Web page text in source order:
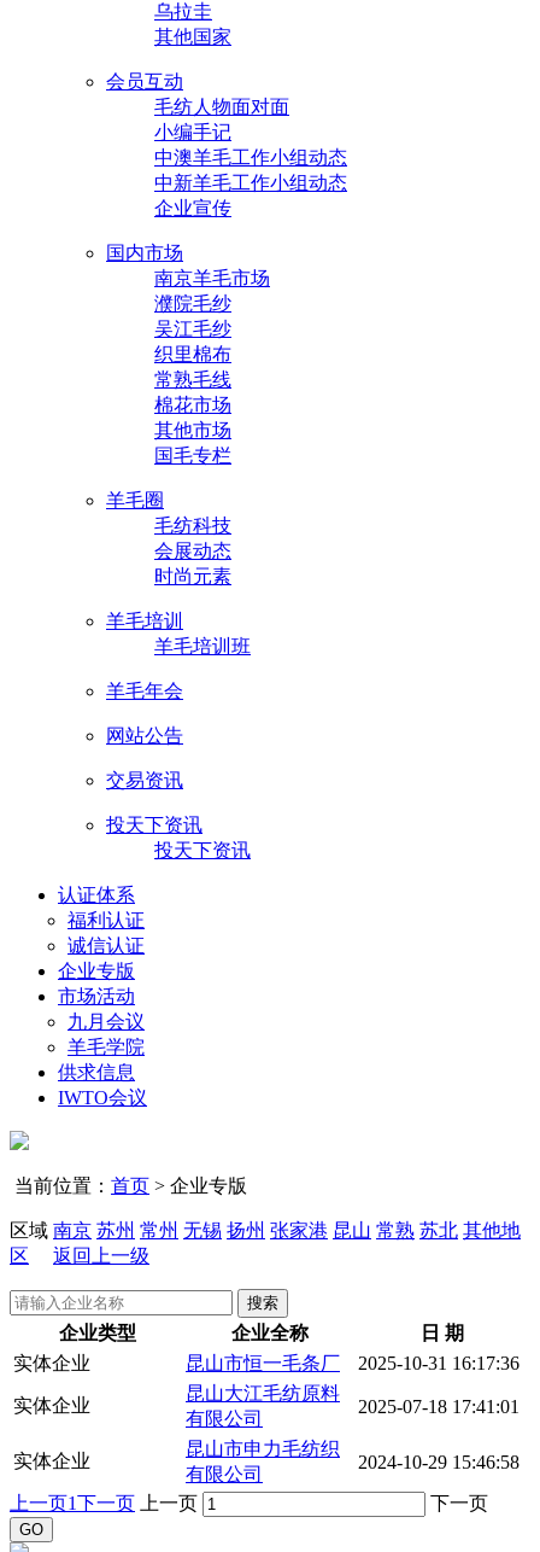
乌拉圭
其他国家
会员互动
毛纺人物面对面
小编手记
中澳羊毛工作小组动态
中新羊毛工作小组动态
企业宣传
国内市场
南京羊毛市场
濮院毛纱
吴江毛纱
织里棉布
常熟毛线
棉花市场
其他市场
国毛专栏
羊毛圈
毛纺科技
会展动态
时尚元素
羊毛培训
羊毛培训班
羊毛年会
网站公告
交易资讯
投天下资讯
投天下资讯
认证体系
福利认证
诚信认证
企业专版
市场活动
九月会议
羊毛学院
供求信息
IWTO会议
当前位置： 首页 > 企业专版
区域 南京 苏州 常州 无锡 扬州 张家港 昆山 常熟 苏北 其他地
区
返回上一级
搜索
企业类型 企业全称
日 期
实体企业
昆山市恒一毛条厂 2025-10-31 16:17:36
实体企业
昆山大江毛纺原料
有限公司
2025-07-18 17:41:01
实体企业
昆山市申力毛纺织
有限公司
2024-10-29 15:46:58
上一页1下一页 上一页 下一页